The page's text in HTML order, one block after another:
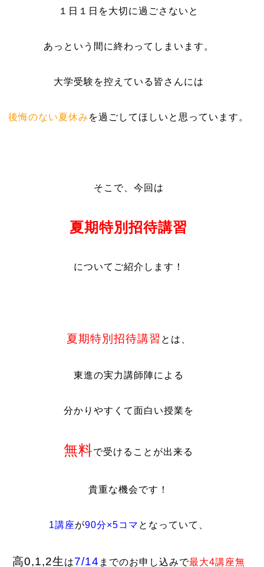
１日１日を大切に過ごさないと
あっという間に終わってしまいます。
大学受験を控えている皆さんには
後悔のない夏休み を過ごしてほしいと思っています。
そこで、今回は
夏期特別招待講習
についてご紹介します！
夏期特別招待講習 とは、
東進の実力講師陣による
分かりやすくて面白い授業を
無料で受けることが出来る
貴重な機会です！
1講座が90分×5コマ となっていて、
高0,1,2生 は7/14 までのお申し込みで最大4講座無